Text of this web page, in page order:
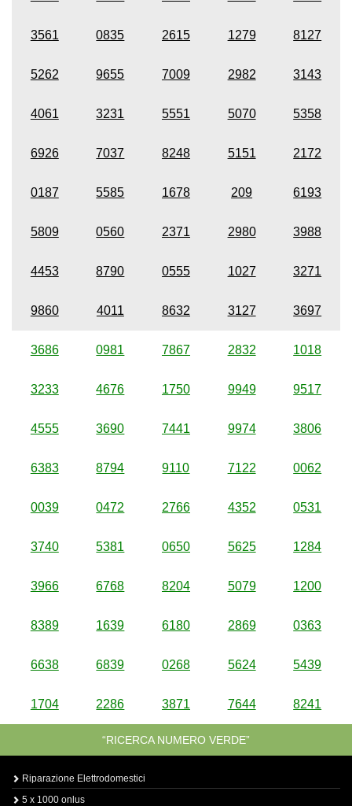
3561 0835 2615 1279 8127
5262 9655 7009 2982 3143
4061 3231 5551 5070 5358
6926 7037 8248 5151 2172
0187 5585 1678 209 6193
5809 0560 2371 2980 3988
4453 8790 0555 1027 3271
9860 4011 8632 3127 3697
3686 0981 7867 2832 1018
3233 4676 1750 9949 9517
4555 3690 7441 9974 3806
6383 8794 9110 7122 0062
0039 0472 2766 4352 0531
3740 5381 0650 5625 1284
3966 6768 8204 5079 1200
8389 1639 6180 2869 0363
6638 6839 0268 5624 5439
1704 2286 3871 7644 8241
“RICERCA NUMERO VERDE”
Riparazione Elettrodomestici
5 x 1000 onlus